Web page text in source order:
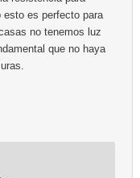
esto es perfecto para
no tenemos luz
que no haya